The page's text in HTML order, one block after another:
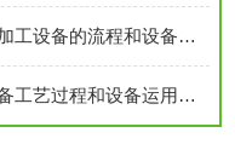
简单介绍全自动夹心饼干生产线加工设备的流程和设备特点产量
宠物食品猫粮狗粮加工生产线设备工艺过程和设备运用范围介绍